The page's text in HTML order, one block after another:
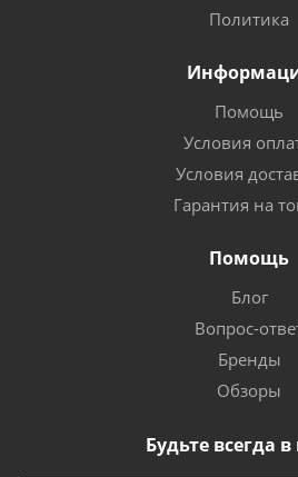
Политика
Помощь
Условия
Условия
Гарантия на
Помощь
Блог
Вопрос-
Бренды
Обзоры
Будьте всегда в